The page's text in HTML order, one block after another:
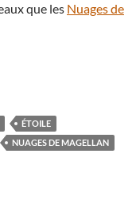
que les Nuages de
lucioles sur le lac
ÉTOILE
NUAGES DE MAGELLAN